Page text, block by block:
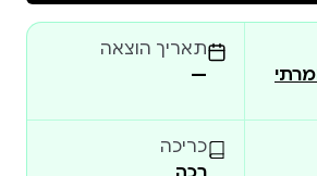
תאריך הוצאה
—
כריכה